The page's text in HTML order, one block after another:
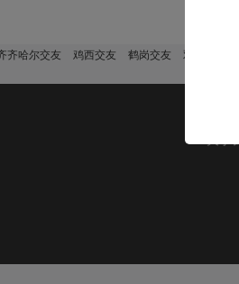
齐哈尔交友 鸡西交友 鹤岗交友 双鸭山交友